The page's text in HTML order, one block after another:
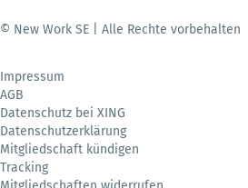
© New Work SE | Alle Rechte vorbehalten
Impressum
AGB
Datenschutz bei XING
Datenschutzerklärung
Mitgliedschaft kündigen
Tracking